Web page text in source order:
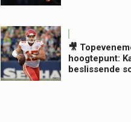
🎥
hoogtepunt:
beslissende